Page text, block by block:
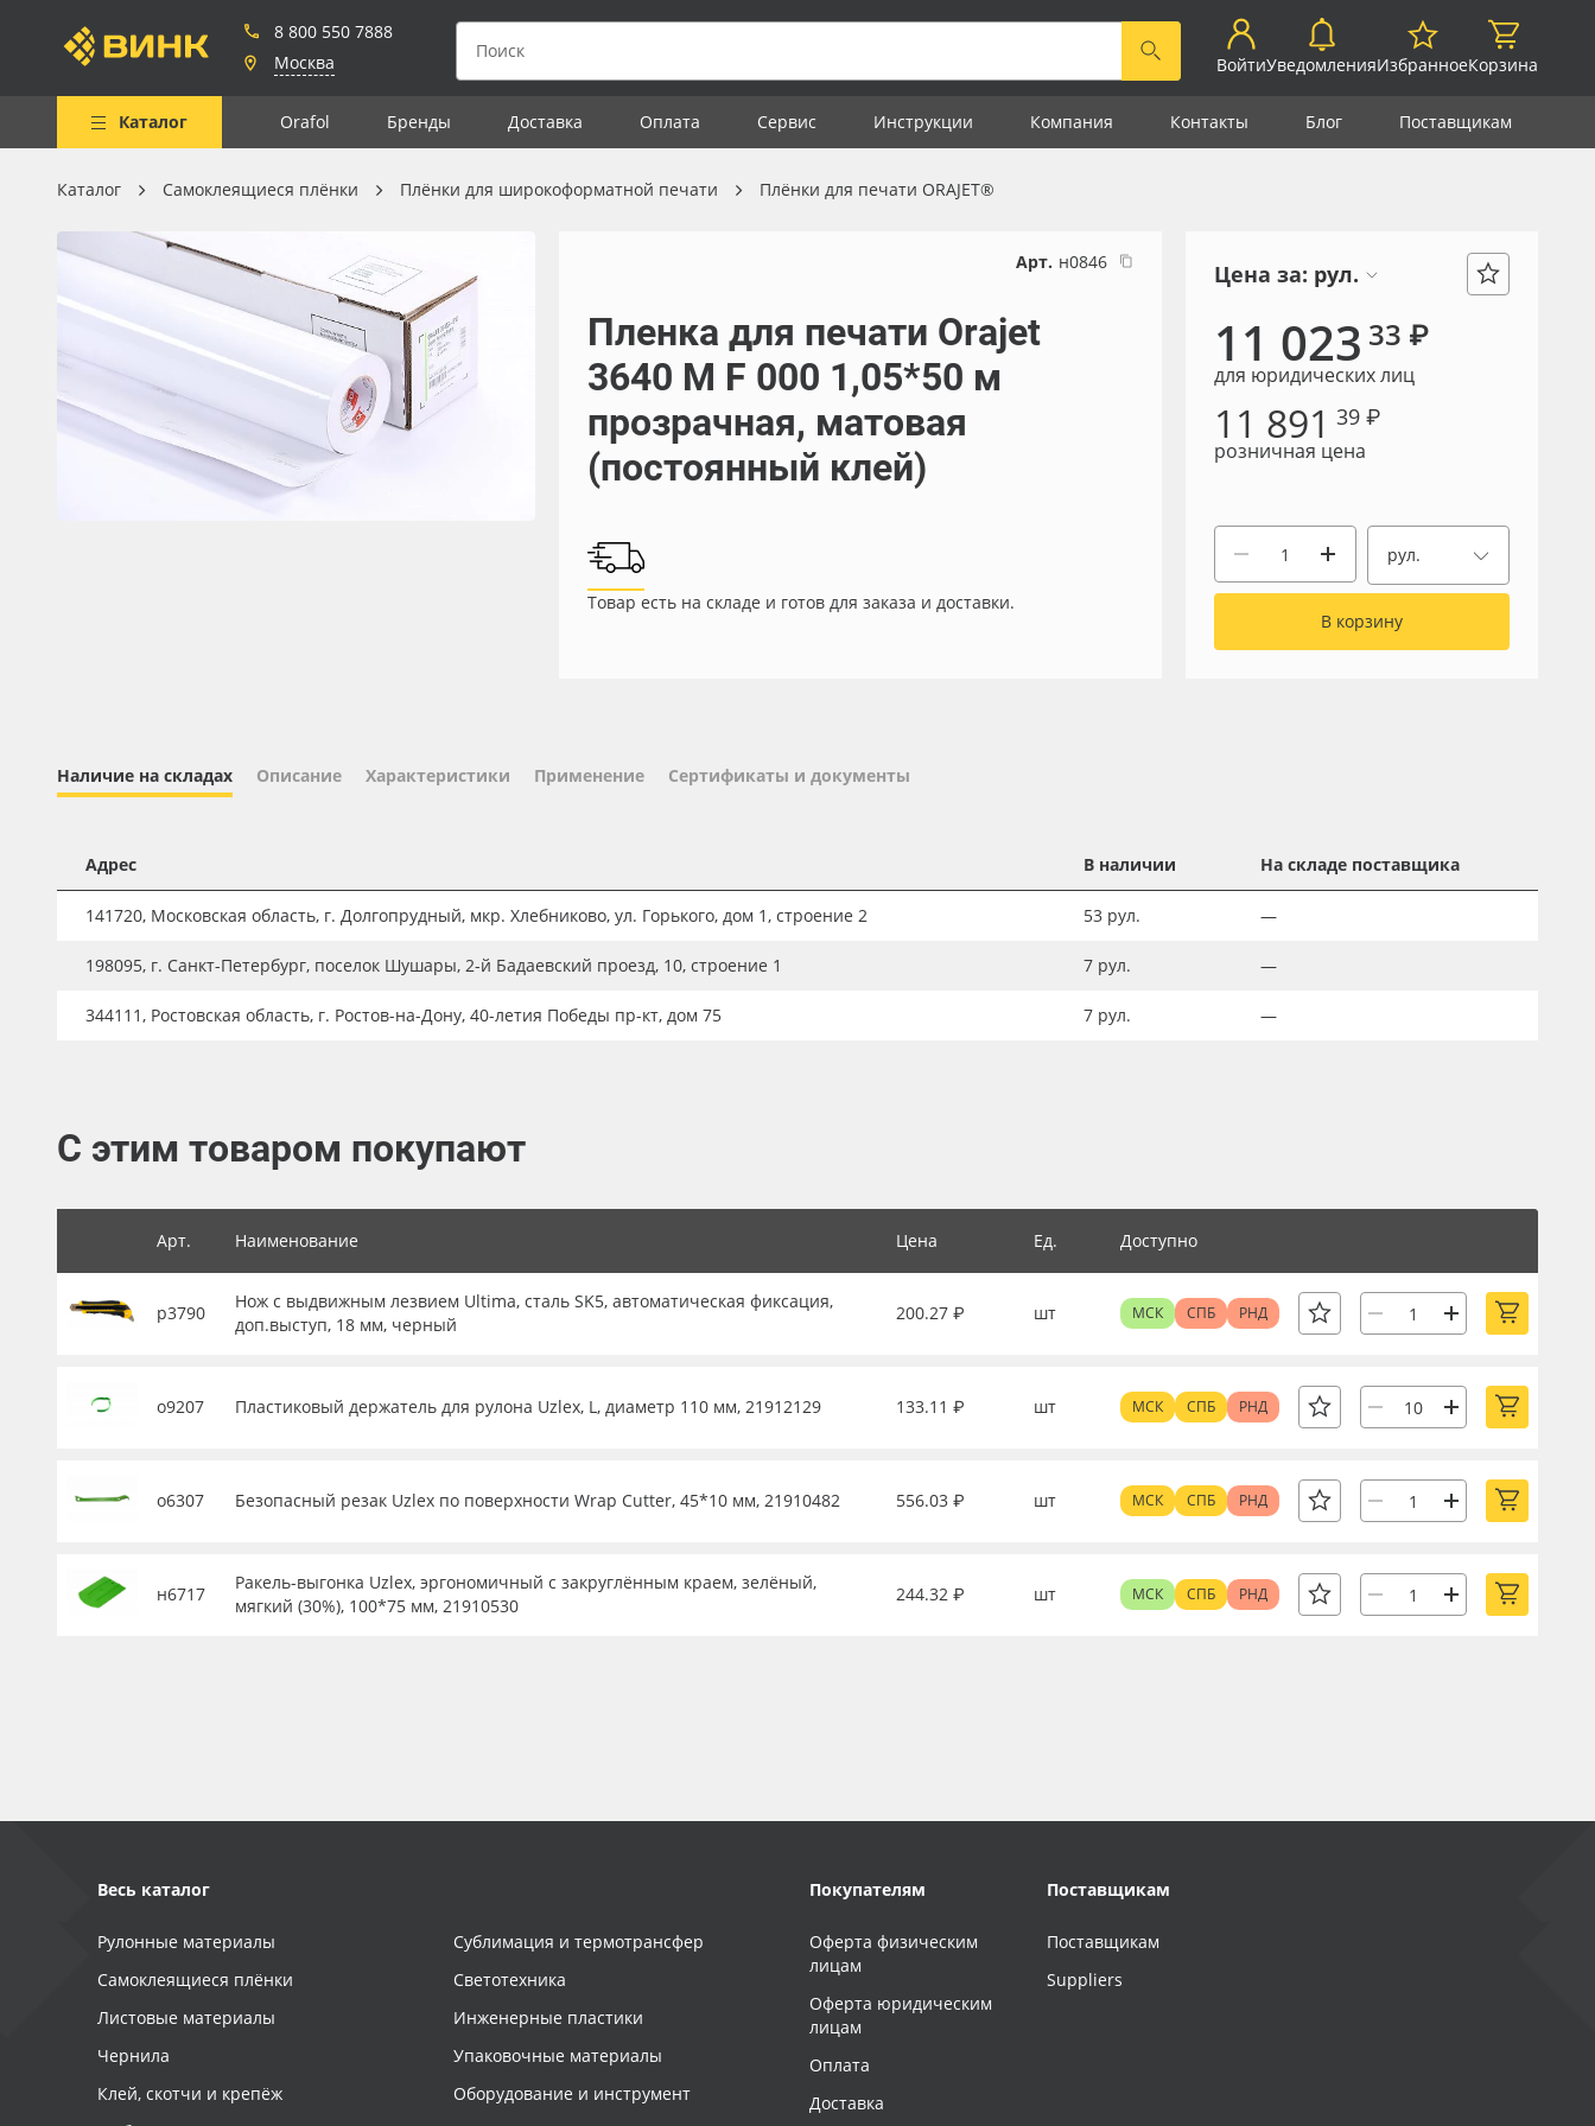
8 800 550 7888
Москва
ВойтиУведомленияИзбранноеКорзина
Каталог Orafol Бренды Доставка Оплата Сервис Инструкции Компания Контакты Блог Поставщикам
Весь каталог
Рулонные материалы
Самоклеящиеся плёнки
Листовые материалы
Чернила
Клей, скотчи и крепёж
Мобильные конструкции и
POS-материалы
Новинки ассортимента
Orajet 3640
Плёнка монтажная Oratape
ПЭТ листовой
ПЭТ бэклит
Каталог Самоклеящиеся плёнки Плёнки для широкоформатной печати Плёнки для печати ORAJET®
Арт. н0846
Пленка для печати Orajet
3640 M F 000 1,05*50 м
прозрачная, матовая
(постоянный клей)
Товар есть на складе и готов для заказа и доставки.
Цена за: рул.
11 023 33 ₽
для юридических лиц
11 891 39 ₽
розничная цена
рул.
В корзину
Наличие на складах Описание Характеристики Применение Сертификаты и документы
Адрес В наличии На складе поставщика
141720, Московская область, г. Долгопрудный, мкр. Хлебниково, ул. Горького, дом 1, строение 2 53 рул. —
198095, г. Санкт-Петербург, поселок Шушары, 2-й Бадаевский проезд, 10, строение 1 7 рул. —
344111, Ростовская область, г. Ростов-на-Дону, 40-летия Победы пр-кт, дом 75 7 рул. —
С этим товаром покупают
Арт. Наименование Цена Ед. Доступно
р3790
Нож с выдвижным лезвием Ultima, сталь SK5, автоматическая фиксация,
доп.выступ, 18 мм, черный
200.27 ₽ шт МСК СПБ РНД
о9207 Пластиковый держатель для рулона Uzlex, L, диаметр 110 мм, 21912129 133.11 ₽ шт МСК СПБ РНД
о6307 Безопасный резак Uzlex по поверхности Wrap Cutter, 45*10 мм, 21910482 556.03 ₽ шт МСК СПБ РНД
н6717
Ракель-выгонка Uzlex, эргономичный с закруглённым краем, зелёный,
мягкий (30%), 100*75 мм, 21910530
244.32 ₽ шт МСК СПБ РНД
Весь каталог
Рулонные материалы
Самоклеящиеся плёнки
Листовые материалы
Чернила
Клей, скотчи и крепёж
Сублимация и термотрансфер
Светотехника
Инженерные пластики
Упаковочные материалы
Оборудование и инструмент
Покупателям
Оферта физическим
лицам
Оферта юридическим
лицам
Оплата
Доставка
Поставщикам
Поставщикам
Suppliers